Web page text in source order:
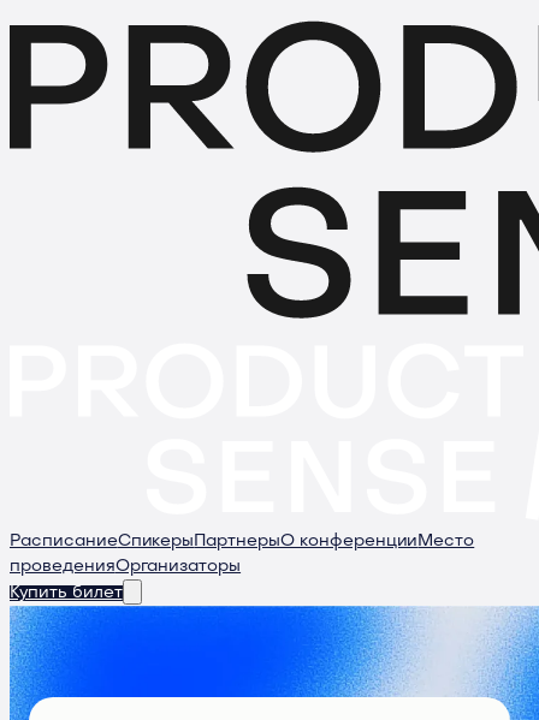
РасписаниеСпикеры ПартнерыО конференции Место
проведенияОрганизаторы
Купить билет